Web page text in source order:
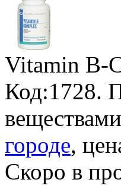
Vitamin B-
Код:1728.
городе,
Скоро в